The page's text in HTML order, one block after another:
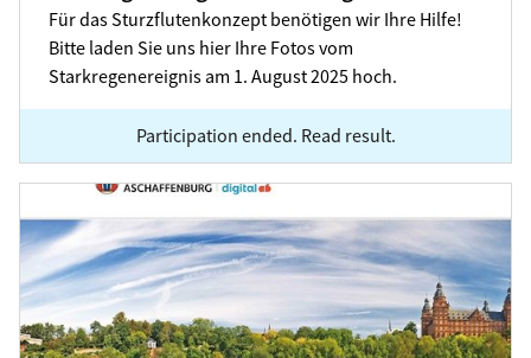
Für das Sturzflutenkonzept benötigen wir Ihre Hilfe!
Bitte laden Sie uns hier Ihre Fotos vom
Starkregenereignis am 1. August 2025 hoch.
Participation ended. Read result.
Deine Meinung zählt: neue App für die Stadt